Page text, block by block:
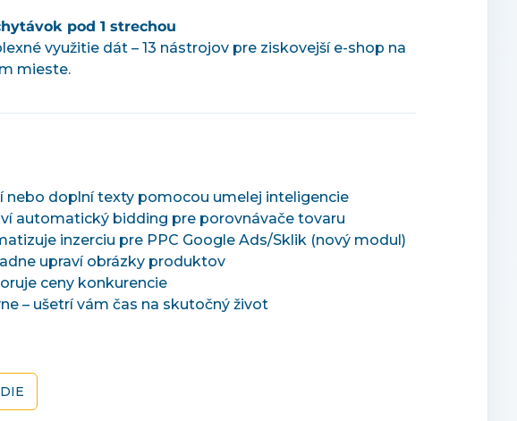
pod 1 strechou
využitie dát – 13 nástrojov pre ziskovejší e-shop na
mieste.
nebo doplní texty pomocou umelej inteligencie
automatický bidding pre porovnávače tovaru
inzerciu pre PPC Google Ads/Sklik (nový modul)
upraví obrázky produktov
ceny konkurencie
– ušetrí vám čas na skutočný život